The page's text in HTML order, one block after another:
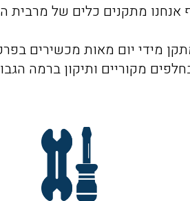
אנחנו מתקנים כלים של מרבית
מידי יום מאות מכשירים
מקוריים ותיקון ברמה